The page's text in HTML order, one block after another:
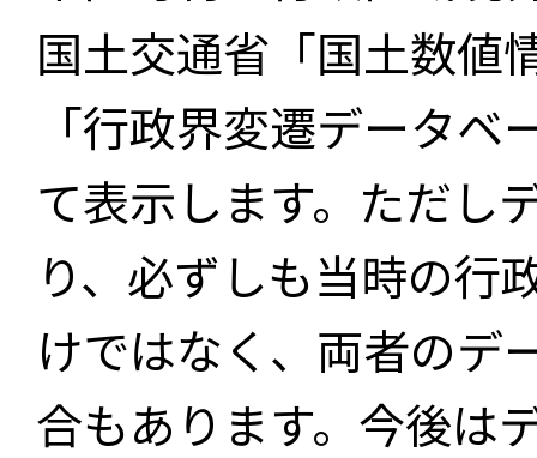
国土交通省「国土数値
「行政界変遷データ
て表示します。ただし
り、必ずしも当時の行
けではなく、両者のデ
合もあります。今後は